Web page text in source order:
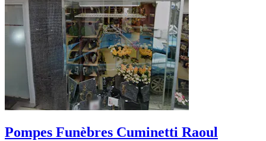
Pompes Funèbres Cuminetti Raoul